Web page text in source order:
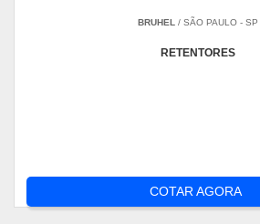
BRUHEL / SÃO PAULO - SP
RETENTORES
COTAR AGORA